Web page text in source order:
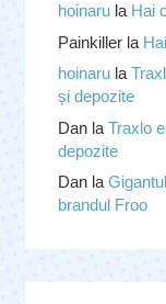
hoinarula Hai
Painkillerla
hoinarula
și depozite
Danla Traxlo
depozite
Danla
brandul Froo